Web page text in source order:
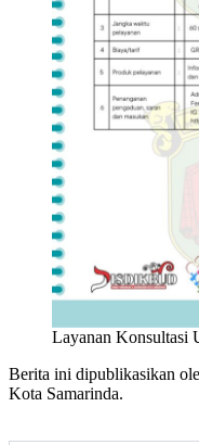
Layanan Konsultasi
Berita ini dipublikasikan
Kota Samarinda.